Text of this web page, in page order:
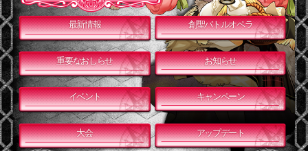
最新情報 創聖バトルオペラ
重要なおしらせ お知らせ
イベント キャンペーン
大会 アップデート